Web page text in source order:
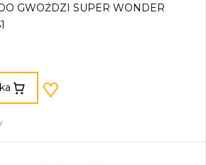
GWOŹDZI SUPER WONDER